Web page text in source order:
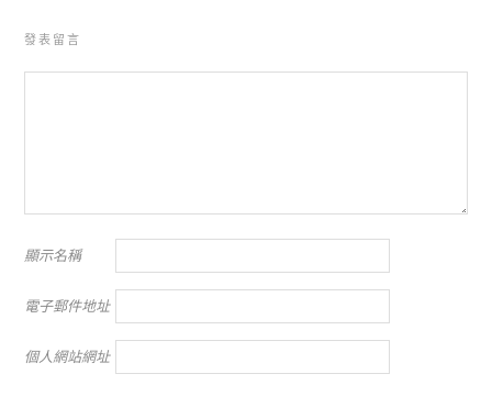
發表留言
顯示名稱
電子郵件地址
個人網站網址